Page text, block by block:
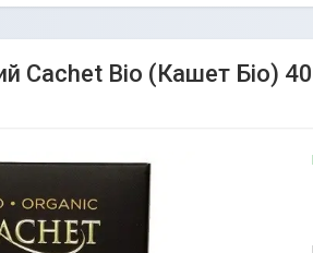
Cachet Bio (Кашет Біо)